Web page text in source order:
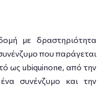
με δραστηριότητα
που παράγεται
ως ubiquinone, από την
συνένζυμο και την